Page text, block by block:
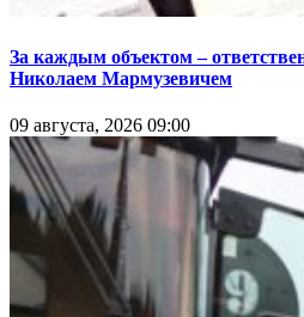
За каждым объектом –
Николаем Мармузевичем
09 августа, 2026 09:00